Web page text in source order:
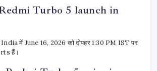
Turbo 5 launch in
में June 16, 2026 को दोपहर 1:30 PM IST पर
हैं।